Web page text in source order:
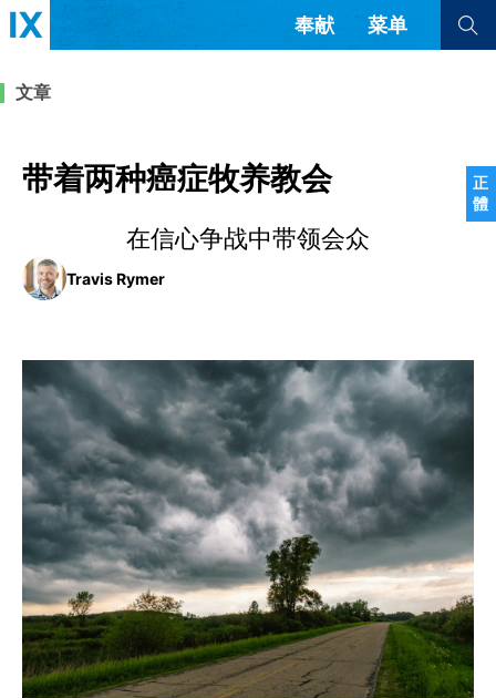
正
體
奉献 菜单
教会带领
团契生活与祷告
查看全部
查看全部
西班牙语
葡萄牙语
俄语
乌兹别克语
达里语
波斯语
法语
罗马尼亚语
波兰语
越南语
意大利语
德语
韩语
土耳其语
阿拉伯语
阿尔巴尼亚语
塞尔维亚语 柬埔寨语
文章
带着两种癌症牧养教会
在信心争战中带领会众
Travis Rymer